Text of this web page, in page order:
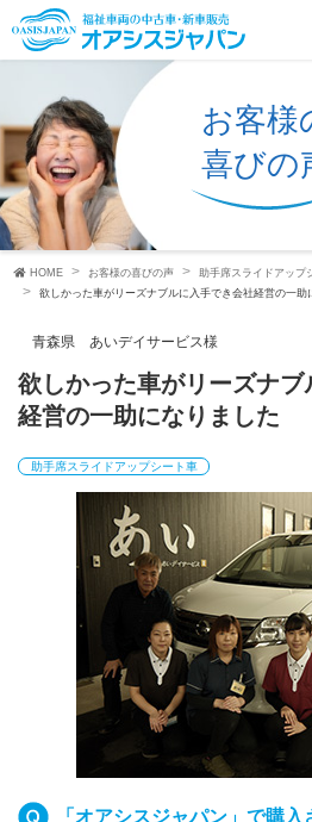
お客様
喜びの
HOME お客様の喜びの声
助手席スライドアップ
欲しかった車がリーズナブルに入手でき会社経営の一助
青森県 あいデイサービス様
欲しかった車がリーズナブルに入手でき会社
経営の一助になりました
助手席スライドアップシート車
「オアシスジャパン」で購